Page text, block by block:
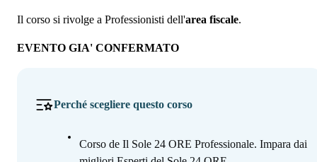
Il corso si rivolge a Professionisti dell'area fiscale.
EVENTO GIA' CONFERMATO
Perché scegliere questo corso
Corso de Il Sole 24 ORE Professionale. Impara dai